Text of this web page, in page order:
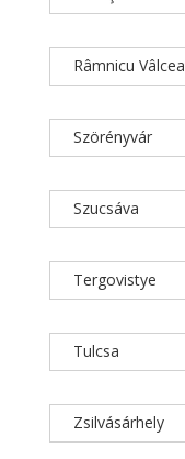
Râmnicu Vâlcea
Szörényvár
Szucsáva
Tergovistye
Tulcsa
Zsilvásárhely